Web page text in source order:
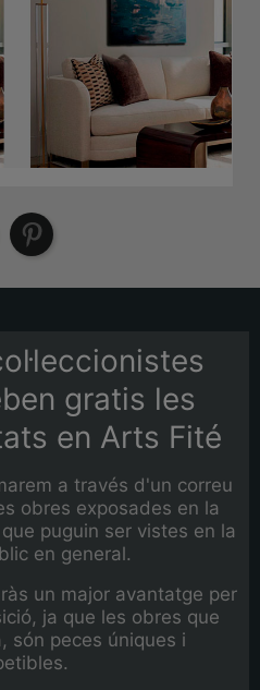
gratis les
en Arts Fité
a través d'un correu
obres exposades en la
puguin ser vistes en la
en general.
un major avantatge per
ja que les obres que
són peces úniques i